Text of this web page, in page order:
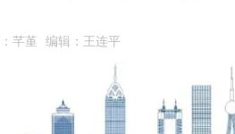
： 芊堇 编辑 ： 王连平